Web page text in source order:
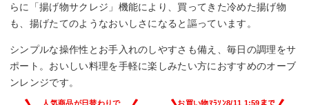
幅487x高さ370x奥行399(ハンドルなどを入れた最大奥行寸
法：454)mm
らに「揚げ物サクレジ」機能により、買ってきた冷めた揚げ物
も、揚げたてのようなおいしさになると謳っています。
シンプルな操作性とお手入れのしやすさも備え、毎日の調理をサ
ポート。おいしい料理を手軽に楽しみたい方におすすめのオーブ
ンレンジです。